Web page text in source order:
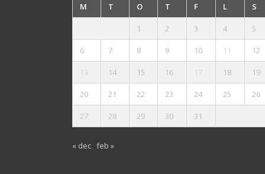
M T O T F L S
1 2 3 4 5
6 7 8 9 10 11 12
13 14 15 16 17 18 19
20 21 22 23 24 25 26
27 28 29 30 31
« dec feb »